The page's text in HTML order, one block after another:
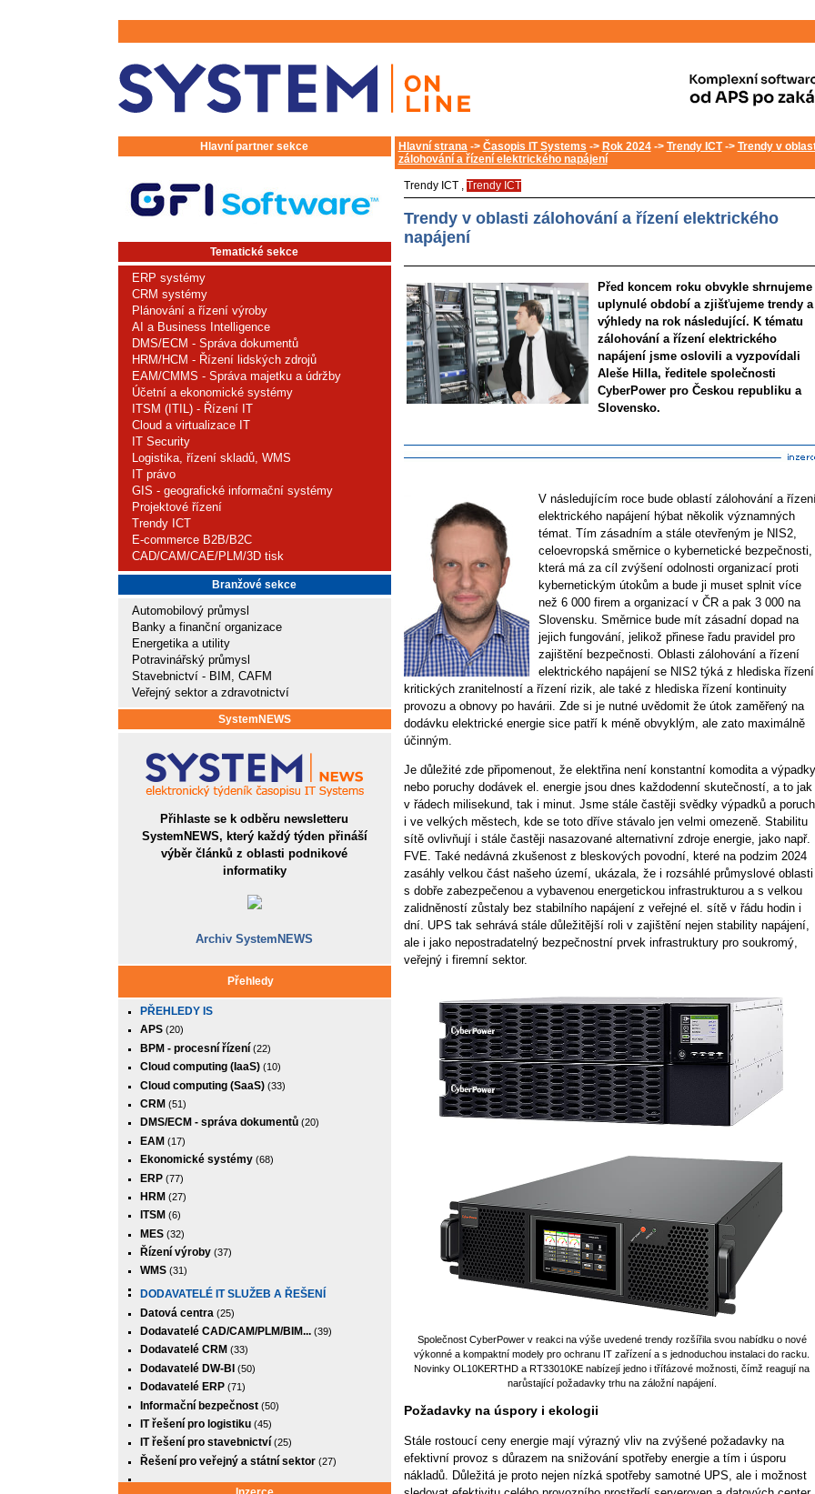
Hlavní partner sekce
Tematické sekce
ERP systémy
CRM systémy
Plánování a řízení výroby
AI a Business Intelligence
DMS/ECM - Správa dokumentů
HRM/HCM - Řízení lidských zdrojů
EAM/CMMS - Správa majetku a údržby
Účetní a ekonomické systémy
ITSM (ITIL) - Řízení IT
Cloud a virtualizace IT
IT Security
Logistika, řízení skladů, WMS
IT právo
GIS - geografické informační systémy
Projektové řízení
Trendy ICT
E-commerce B2B/B2C
CAD/CAM/CAE/PLM/3D tisk
Branžové sekce
Automobilový průmysl
Banky a finanční organizace
Energetika a utility
Potravinářský průmysl
Stavebnictví - BIM, CAFM
Veřejný sektor a zdravotnictví
SystemNEWS
Přihlaste se k odběru newsletteru
SystemNEWS, který každý týden přináší
výběr článků z oblasti podnikové
informatiky
Archiv SystemNEWS
Přehledy
PŘEHLEDY IS
APS(20)
BPM - procesní řízení(22)
Cloud computing (IaaS)(10)
Cloud computing (SaaS)(33)
CRM (51)
DMS/ECM - správa dokumentů(20)
EAM (17)
Ekonomické systémy(68)
ERP(77)
HRM (27)
ITSM (6)
MES(32)
Řízení výroby(37)
WMS(31)
DODAVATELÉ IT SLUŽEB A ŘEŠENÍ
Datová centra (25)
Dodavatelé CAD/CAM/PLM/BIM...(39)
Dodavatelé CRM (33)
Dodavatelé DW-BI (50)
Dodavatelé ERP(71)
Informační bezpečnost(50)
IT řešení pro logistiku(45)
IT řešení pro stavebnictví(25)
Řešení pro veřejný a státní sektor(27)
Hlavní strana-> Časopis IT Systems -> Rok 2024-> Trendy ICT-> Trendy v
zálohování a řízení elektrického napájení
Trendy ICT , Trendy ICT
Trendy v oblasti zálohování a řízení elektrického
napájení
Před koncem roku obvykle shrnujeme
uplynulé období a zjišťujeme trendy a
výhledy na rok následující. K tématu
zálohování a řízení elektrického
napájení jsme oslovili a vyzpovídali
Aleše Hilla, ředitele společnosti
CyberPower pro Českou republiku a
Slovensko.
V následujícím roce bude oblastí zálohování a
elektrického napájení hýbat několik významných
témat. Tím zásadním a stále otevřeným je NIS2,
celoevropská směrnice o kybernetické bezpečnosti,
která má za cíl zvýšení odolnosti organizací proti
kybernetickým útokům a bude ji muset splnit více
než 6 000 firem a organizací v ČR a pak 3 000 na
Slovensku. Směrnice bude mít zásadní dopad na
jejich fungování, jelikož přinese řadu pravidel pro
zajištění bezpečnosti. Oblasti zálohování a řízení
elektrického napájení se NIS2 týká z hlediska řízení
kritických zranitelností a řízení rizik, ale také z hlediska řízení kontinuity
provozu a obnovy po havárii. Zde si je nutné uvědomit že útok zaměřený na
dodávku elektrické energie sice patří k méně obvyklým, ale zato maximálně
účinným.
Je důležité zde připomenout, že elektřina není konstantní komodita a výpadky
nebo poruchy dodávek el. energie jsou dnes každodenní skutečností, a to jak
v řádech milisekund, tak i minut. Jsme stále častěji svědky výpadků a poruch
i ve velkých městech, kde se toto dříve stávalo jen velmi omezeně. Stabilitu
sítě ovlivňují i stále častěji nasazované alternativní zdroje energie, jako např.
FVE. Také nedávná zkušenost z bleskových povodní, které na podzim 2024
zasáhly velkou část našeho území, ukázala, že i rozsáhlé průmyslové oblasti
s dobře zabezpečenou a vybavenou energetickou infrastrukturou a s velkou
zalidněností zůstaly bez stabilního napájení z veřejné el. sítě v řádu hodin i
dní. UPS tak sehrává stále důležitější roli v zajištění nejen stability napájení,
ale i jako nepostradatelný bezpečnostní prvek infrastruktury pro soukromý,
veřejný i firemní sektor.
Společnost CyberPower v reakci na výše uvedené trendy rozšířila svou nabídku o nové
výkonné a kompaktní modely pro ochranu IT zařízení a s jednoduchou instalaci do racku.
Novinky OL10KERTHD a RT33010KE nabízejí jedno i třífázové možnosti, čímž reagují na
narůstající požadavky trhu na záložní napájení.
Požadavky na úspory i ekologii
Stále rostoucí ceny energie mají výrazný vliv na zvýšené požadavky na
efektivní provoz s důrazem na snižování spotřeby energie a tím i úsporu
nákladů. Důležitá je proto nejen nízká spotřeby samotné UPS, ale i možnost